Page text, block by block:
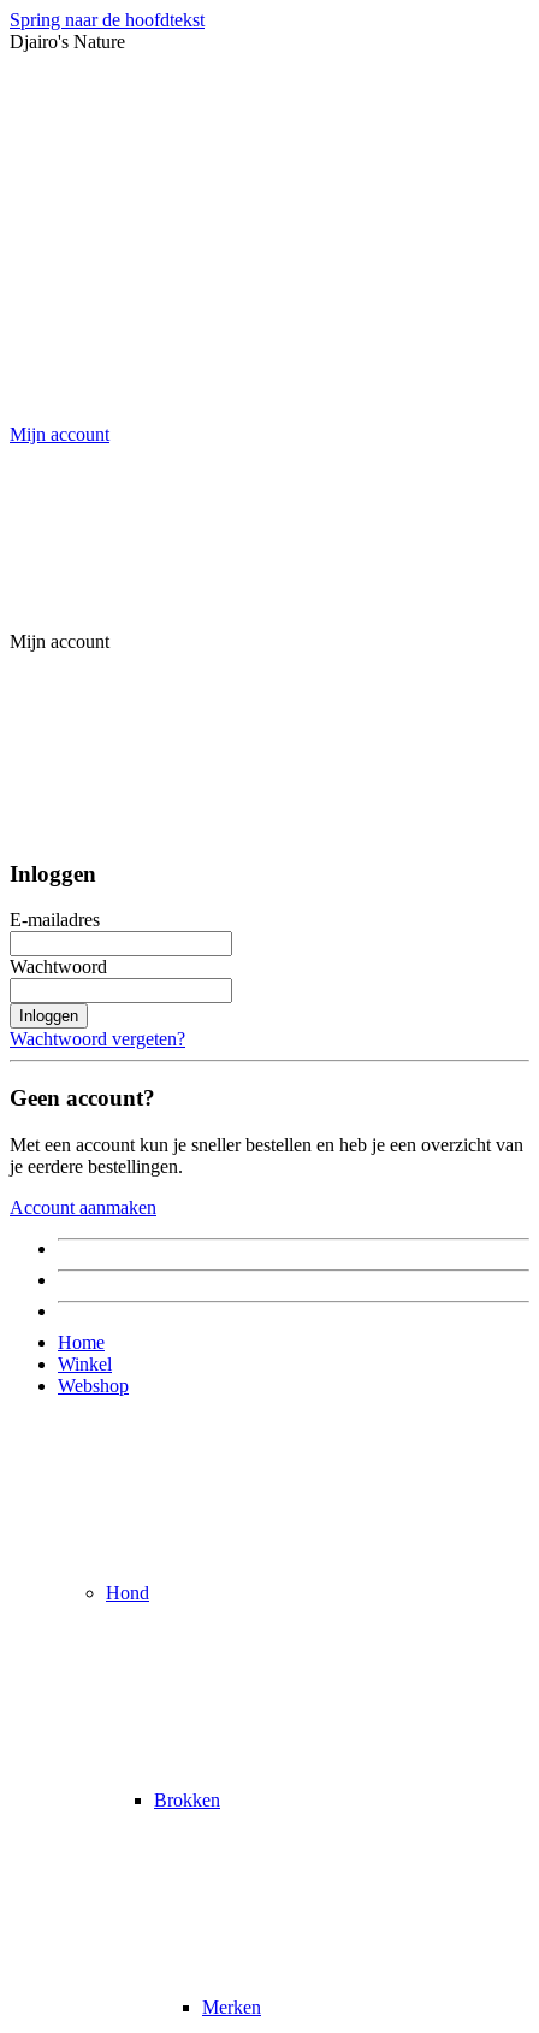
Spring naar de hoofdtekst
Djairo's Nature
Mijn account
Mijn account
Inloggen
E-mailadres
Wachtwoord
Inloggen
Wachtwoord vergeten?
Geen account?
Met een account kun je sneller bestellen en heb je een overzicht van
je eerdere bestellingen.
Account aanmaken
Home
Winkel
Webshop
Hond
Brokken
Merken